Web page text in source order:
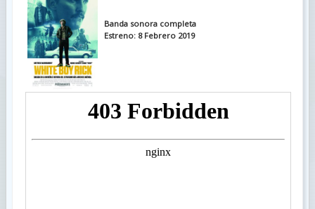
Banda sonora completa
Estreno: 8 Febrero 2019